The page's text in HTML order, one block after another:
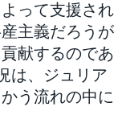
って支援され
主義だろうが
献するのであ
は、ジュリア
う流れの中に